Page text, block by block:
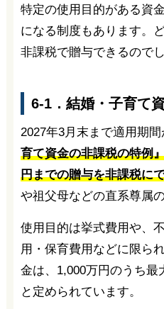
特定の使用目的がある資
になる制度もあります。
非課税で贈与できるので
6-1．結婚・子育て
2027年3月末まで適用期
育て資金の非課税の特例
円までの贈与を非課税に
や祖父母などの直系尊属の
使用目的は挙式費用や、
用・保育費用などに限ら
金は、1,000万円のうち最
と定められています。